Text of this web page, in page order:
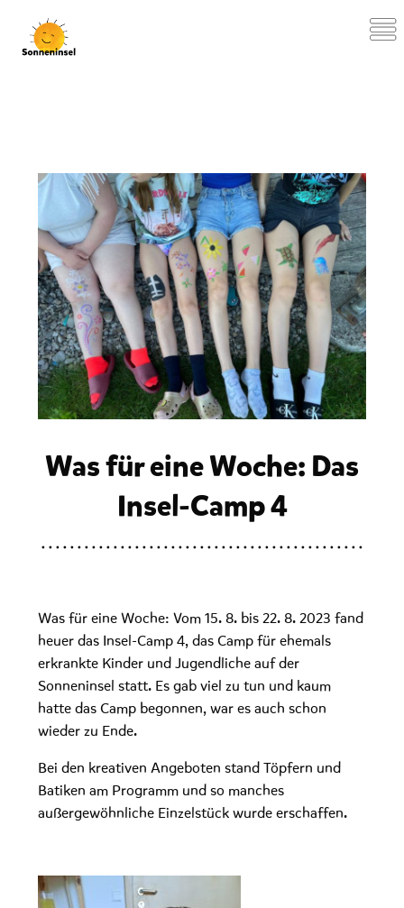
Was für eine Woche: Das
Insel-Camp 4
Was für eine Woche: Vom 15. 8. bis 22. 8. 2023 fand
heuer das Insel-Camp 4, das Camp für ehemals
erkrankte Kinder und Jugendliche auf der
Sonneninsel statt. Es gab viel zu tun und kaum
hatte das Camp begonnen, war es auch schon
wieder zu Ende.
Bei den kreativen Angeboten stand Töpfern und
Batiken am Programm und so manches
außergewöhnliche Einzelstück wurde erschaffen.